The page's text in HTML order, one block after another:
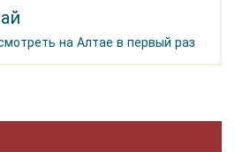
на Алтае в первый раз